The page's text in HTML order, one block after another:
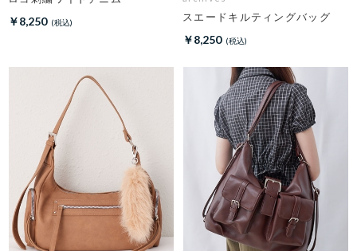
￥8,250 スエードキルティングバッグ
￥8,250